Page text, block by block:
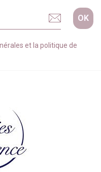
et la politique de